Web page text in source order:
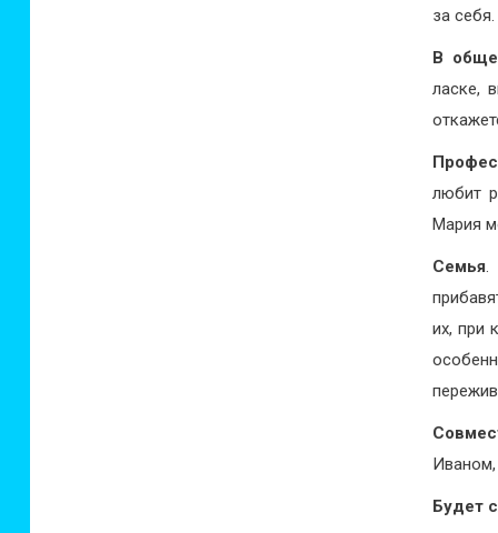
за себя.
В
ласке,
любит
Мария
Семья.
их, при
Иваном,
Будет